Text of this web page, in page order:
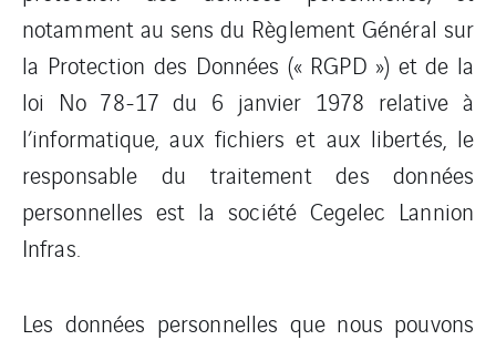
notamment au sens du Règlement Général sur
la Protection des Données (« RGPD ») et de la
loi No 78-17 du 6 janvier 1978 relative à
l’informatique, aux fichiers et aux libertés, le
responsable du traitement des données
personnelles est la société Cegelec Lannion
Infras.
Les données personnelles que nous pouvons